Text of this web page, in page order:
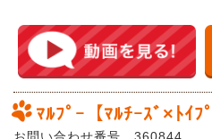
ﾏﾙﾌﾟｰ【ﾏﾙﾁｰｽﾞ×ﾄｲﾌﾟ
お問い合わせ番号 360844